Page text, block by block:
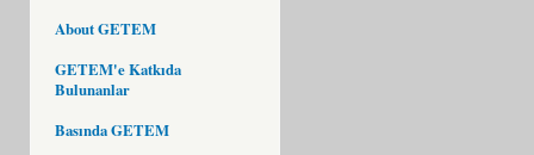
About GETEM
GETEM'e Katkıda
Bulunanlar
Basında GETEM